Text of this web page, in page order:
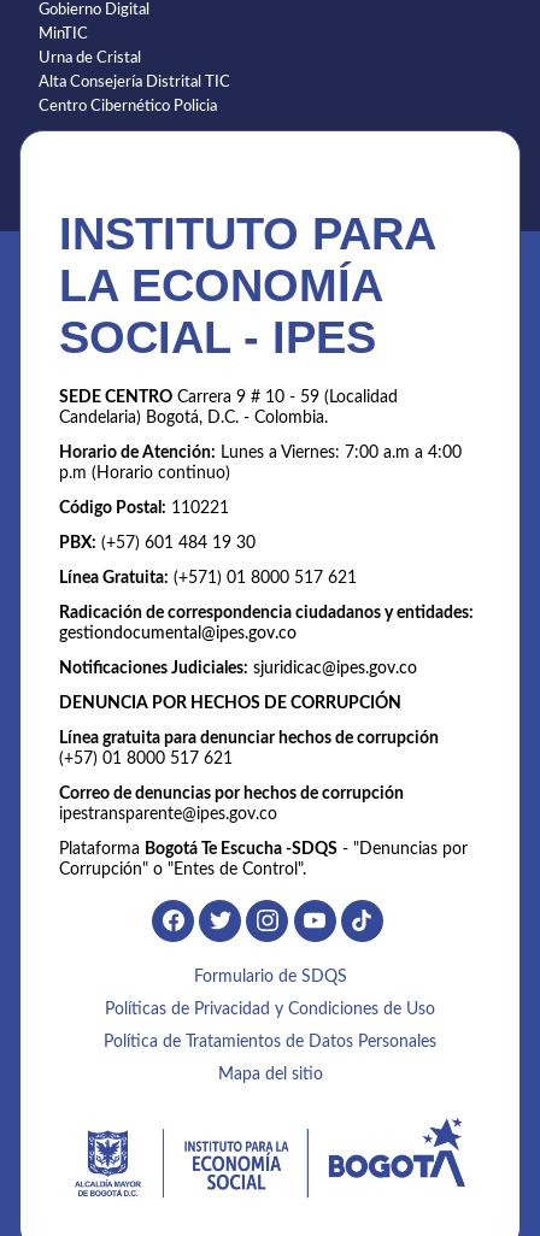
Gobierno Digital
MinTIC
Urna de Cristal
Alta Consejería Distrital TIC
Centro Cibernético Policia
INSTITUTO PARA
LA ECONOMÍA
SOCIAL - IPES
SEDE CENTRO Carrera 9 # 10 - 59 (Localidad
Candelaria) Bogotá, D.C. - Colombia.
Horario de Atención: Lunes a Viernes: 7:00 a.m a 4:00
p.m (Horario continuo)
Código Postal: 110221
PBX: (+57) 601 484 19 30
Línea Gratuita: (+571) 01 8000 517 621
Radicación de correspondencia ciudadanos y entidades:
gestiondocumental@ipes.gov.co
Notificaciones Judiciales: sjuridicac@ipes.gov.co
DENUNCIA POR HECHOS DE CORRUPCIÓN
Línea gratuita para denunciar hechos de corrupción
(+57) 01 8000 517 621
Correo de denuncias por hechos de corrupción
ipestransparente@ipes.gov.co
Plataforma Bogotá Te Escucha -SDQS - "Denuncias por
Corrupción" o "Entes de Control".
Formulario de SDQS
Políticas de Privacidad y Condiciones de Uso
Política de Tratamientos de Datos Personales
Mapa del sitio